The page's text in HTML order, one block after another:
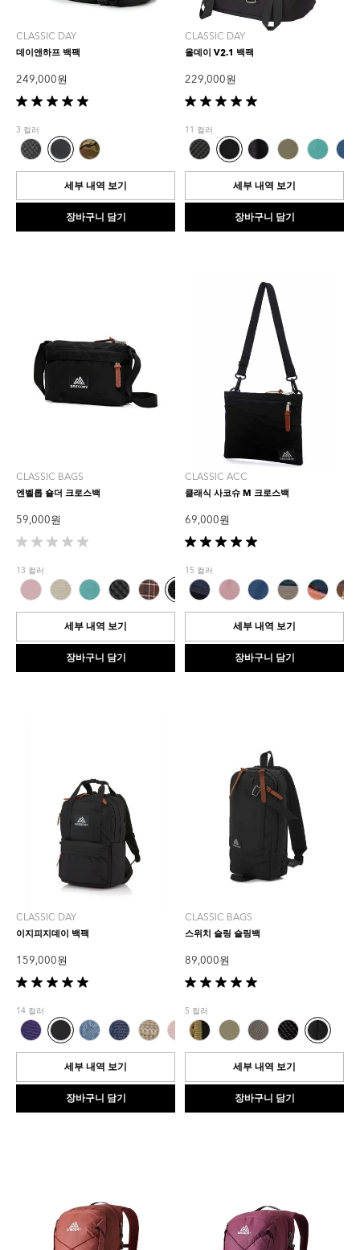
CLASSIC DAY
데이앤하프 백팩
249,000 원
별
5
개
중
5.0
입
다.
3 컬러
세부 내역 보기
장바구니 담기
CLASSIC DAY
올데이 V2.1 백팩
229,000 원
별
5
개
중
5.0
입
다.
11 컬러
세부 내역 보기
장바구니 담기
CLASSIC BAGS
엔벨롭 숄더 크로스백
59,000 원
별
5
개
중
0.0
입
다.
13 컬러
세부 내역 보기
장바구니 담기
CLASSIC ACC
클래식 사코슈 M 크로스백
69,000 원
별
5
개
중
5.0
입
다.
15 컬러
세부 내역 보기
장바구니 담기
CLASSIC DAY
이지피지데이 백팩
159,000 원
별
5
개
중
5.0
입
다.
14 컬러
세부 내역 보기
장바구니 담기
CLASSIC BAGS
스위치 슬링 슬링백
89,000 원
별
5
개
중
5.0
입
다.
5 컬러
세부 내역 보기
장바구니 담기